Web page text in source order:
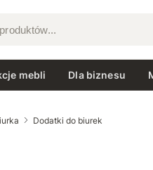
mebli Dla biznesu
Dodatki do biurek